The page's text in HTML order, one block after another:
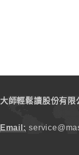
大師輕鬆讀股份有限
Email: